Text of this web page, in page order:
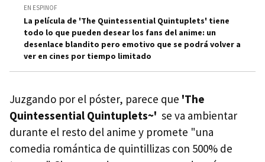
EN ESPINOF
La película de 'The Quintessential Quintuplets' tiene
todo lo que pueden desear los fans del anime: un
desenlace blandito pero emotivo que se podrá volver a
ver en cines por tiempo limitado
Juzgando por el póster, parece que 'The
Quintessential Quintuplets~' se va ambientar
durante el resto del anime y promete "una
comedia romántica de quintillizas con 500% de